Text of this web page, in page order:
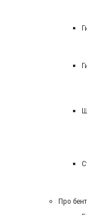
Про